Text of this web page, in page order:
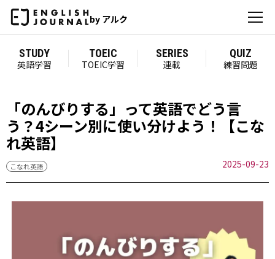
by アルク
STUDY
英語学習
TOEIC
TOEIC学習
SERIES
連載
QUIZ
練習問題
「のんびりする」って英語でどう言
う？4シーン別に使い分けよう！【こな
れ英語】
こなれ英語 2025-09-23